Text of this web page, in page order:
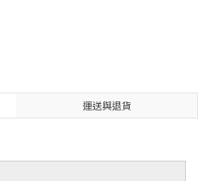
運送與退貨